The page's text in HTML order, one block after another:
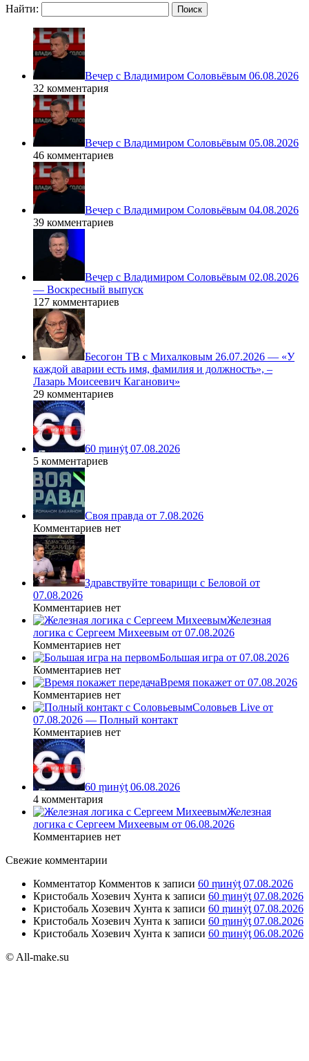
Найти:
Вечер с Владимиром Соловьёвым 06.08.2026
32 комментария
Вечер с Владимиром Соловьёвым 05.08.2026
46 комментариев
Вечер с Владимиром Соловьёвым 04.08.2026
39 комментариев
Вечер с Владимиром Соловьёвым 02.08.2026
— Воскресный выпуск
127 комментариев
Бесогон ТВ с Михалковым 26.07.2026 — «У
каждой аварии есть имя, фамилия и должность», –
Лазарь Моисеевич Каганович»
29 комментариев
60 ṃинẏƫ 07.08.2026
5 комментариев
Своя правда от 7.08.2026
Комментариев нет
Здравствуйте товарищи с Беловой от
07.08.2026
Комментариев нет
Железная
логика с Сергеем Михеевым от 07.08.2026
Комментариев нет
Большая игра от 07.08.2026
Комментариев нет
Время покажет от 07.08.2026
Комментариев нет
Соловьев Live от
07.08.2026 — Полный контакт
Комментариев нет
60 ṃинẏƫ 06.08.2026
4 комментария
Железная
логика с Сергеем Михеевым от 06.08.2026
Комментариев нет
Свежие комментарии
Комментатор Комментов к записи 60 ṃинẏƫ 07.08.2026
Кристобаль Хозевич Хунта к записи 60 ṃинẏƫ 07.08.2026
Кристобаль Хозевич Хунта к записи 60 ṃинẏƫ 07.08.2026
Кристобаль Хозевич Хунта к записи 60 ṃинẏƫ 07.08.2026
Кристобаль Хозевич Хунта к записи 60 ṃинẏƫ 06.08.2026
© All-make.su